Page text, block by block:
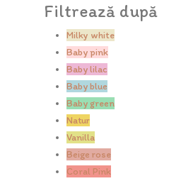
Filtrează după
Milky white
Baby pink
Baby lilac
Baby blue
Baby green
Natur
Vanilla
Beige rose
Coral Pink